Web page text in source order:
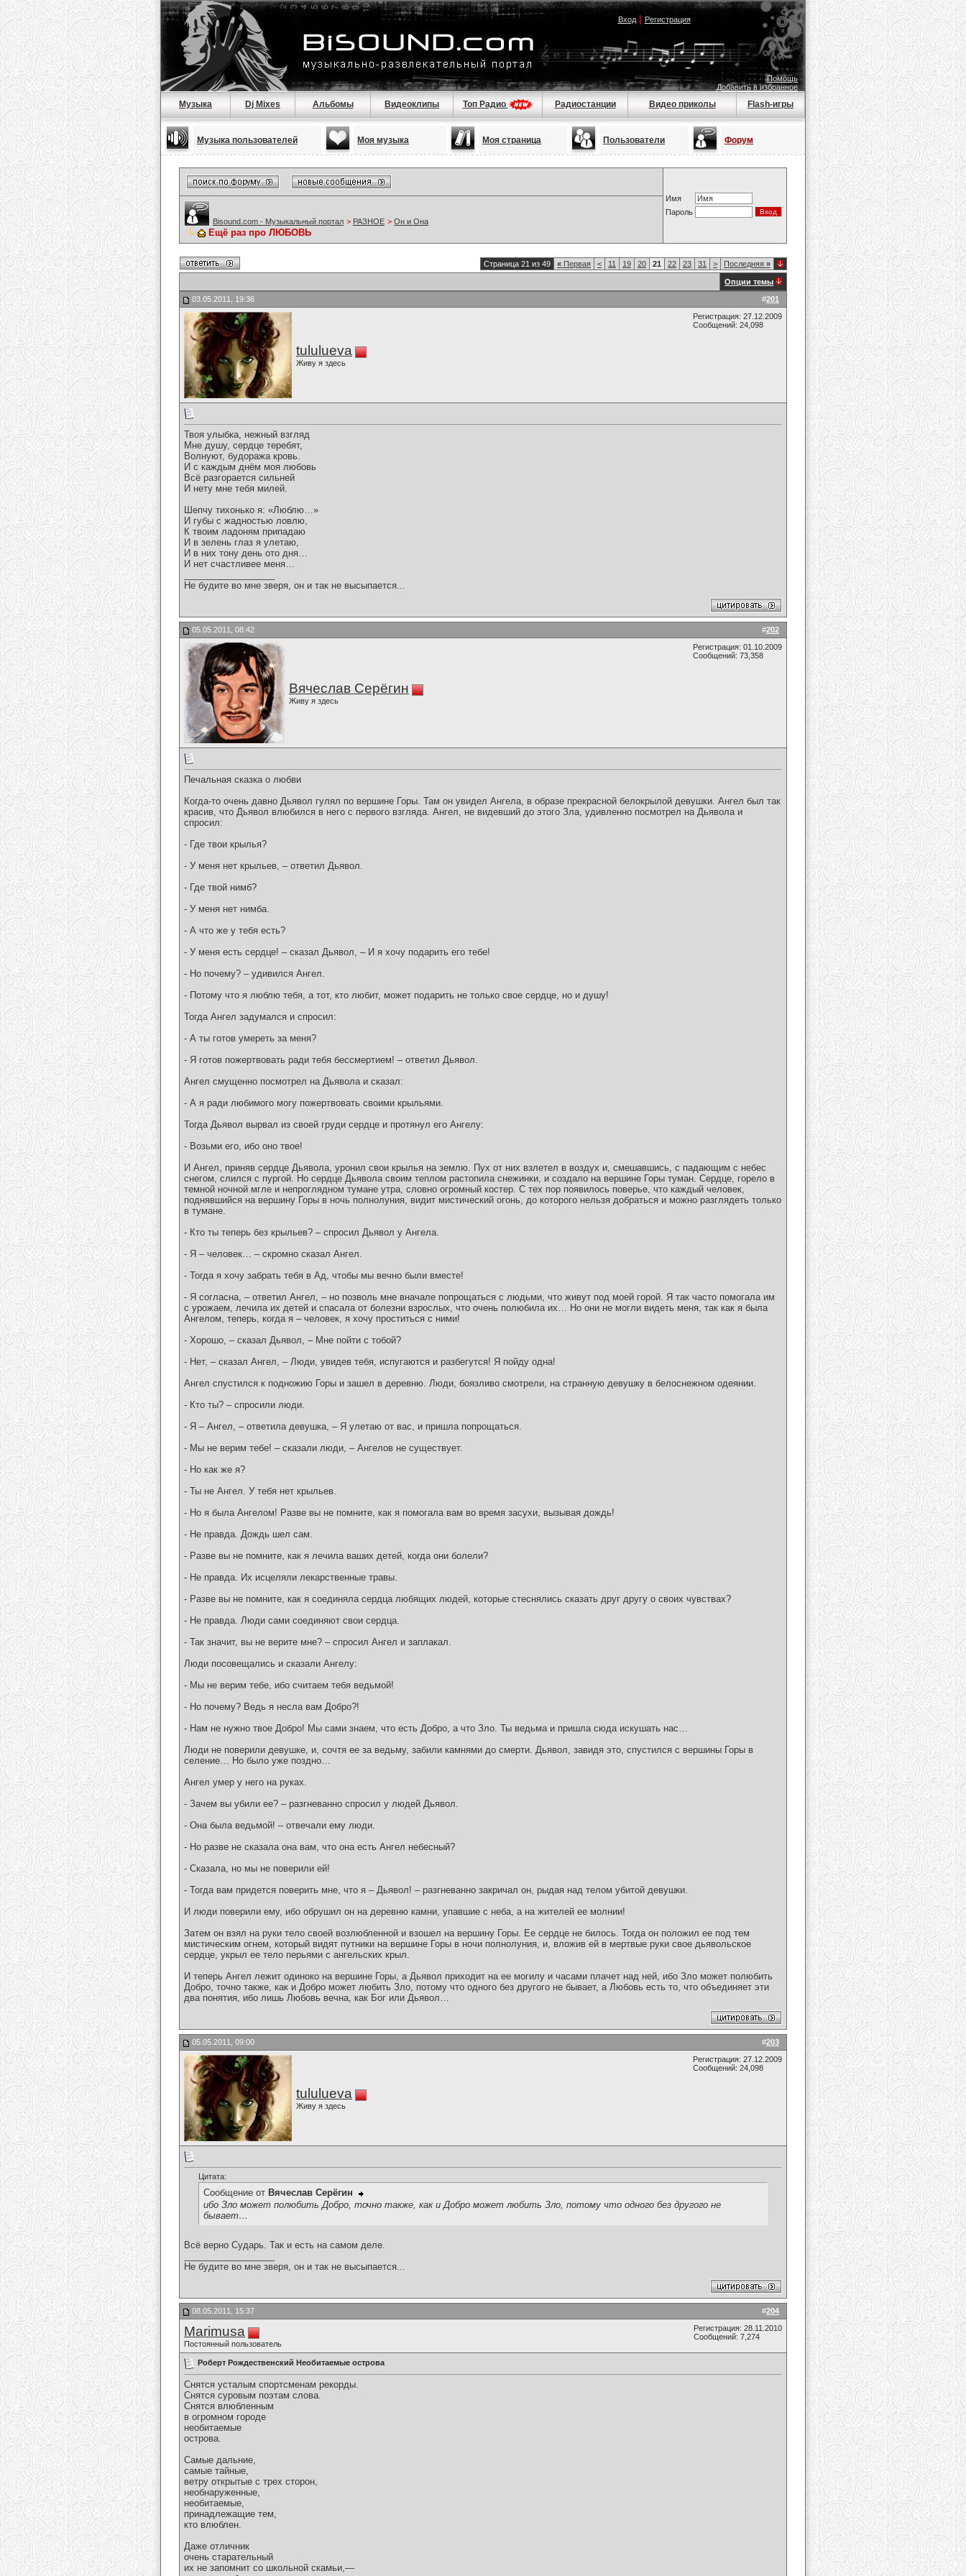
Вход| Регистрация
Помощь
Добавить в избранное
Музыка Dj Mixes Альбомы Видеоклипы Топ Радио Радиостанции Видео приколы Flash-игры
Музыка пользователей Моя музыка Моя страница Пользователи Форум
Имя
Пароль
Bisound.com - Музыкальный портал > РАЗНОЕ > Он и Она
Ещё раз про ЛЮБОВЬ
Страница 21 из 49 « Первая < 11 19 20 21 22 23 31 > Последняя »
Опции темы
#201
03.05.2011, 19:36
tululueva
Живу я здесь
Регистрация: 27.12.2009
Сообщений: 24,098
Твоя улыбка, нежный взгляд
Мне душу, сердце теребят,
Волнуют, будоража кровь.
И с каждым днём моя любовь
Всё разгорается сильней
И нету мне тебя милей.
Шепчу тихонько я: «Люблю…»
И губы с жадностью ловлю,
К твоим ладоням припадаю
И в зелень глаз я улетаю,
И в них тону день ото дня…
И нет счастливее меня…
Не будите во мне зверя, он и так не высыпается...
#202
05.05.2011, 08:42
Вячеслав Серёгин
Живу я здесь
Регистрация: 01.10.2009
Сообщений: 73,358
Печальная сказка о любви
Когда-то очень давно Дьявол гулял по вершине Горы. Там он увидел Ангела, в образе прекрасной белокрылой девушки. Ангел был так
красив, что Дьявол влюбился в него с первого взгляда. Ангел, не видевший до этого Зла, удивленно посмотрел на Дьявола и
спросил:
- Где твои крылья?
- У меня нет крыльев, – ответил Дьявол.
- Где твой нимб?
- У меня нет нимба.
- А что же у тебя есть?
- У меня есть сердце! – сказал Дьявол, – И я хочу подарить его тебе!
- Но почему? – удивился Ангел.
- Потому что я люблю тебя, а тот, кто любит, может подарить не только свое сердце, но и душу!
Тогда Ангел задумался и спросил:
- А ты готов умереть за меня?
- Я готов пожертвовать ради тебя бессмертием! – ответил Дьявол.
Ангел смущенно посмотрел на Дьявола и сказал:
- А я ради любимого могу пожертвовать своими крыльями.
Тогда Дьявол вырвал из своей груди сердце и протянул его Ангелу:
- Возьми его, ибо оно твое!
И Ангел, приняв сердце Дьявола, уронил свои крылья на землю. Пух от них взлетел в воздух и, смешавшись, с падающим с небес
снегом, слился с пургой. Но сердце Дьявола своим теплом растопила снежинки, и создало на вершине Горы туман. Сердце, горело в
темной ночной мгле и непроглядном тумане утра, словно огромный костер. С тех пор появилось поверье, что каждый человек,
поднявшийся на вершину Горы в ночь полнолуния, видит мистический огонь, до которого нельзя добраться и можно разглядеть только
в тумане.
- Кто ты теперь без крыльев? – спросил Дьявол у Ангела.
- Я – человек… – скромно сказал Ангел.
- Тогда я хочу забрать тебя в Ад, чтобы мы вечно были вместе!
- Я согласна, – ответил Ангел, – но позволь мне вначале попрощаться с людьми, что живут под моей горой. Я так часто помогала им
с урожаем, лечила их детей и спасала от болезни взрослых, что очень полюбила их… Но они не могли видеть меня, так как я была
Ангелом, теперь, когда я – человек, я хочу проститься с ними!
- Хорошо, – сказал Дьявол, – Мне пойти с тобой?
- Нет, – сказал Ангел, – Люди, увидев тебя, испугаются и разбегутся! Я пойду одна!
Ангел спустился к подножию Горы и зашел в деревню. Люди, боязливо смотрели, на странную девушку в белоснежном одеянии.
- Кто ты? – спросили люди.
- Я – Ангел, – ответила девушка, – Я улетаю от вас, и пришла попрощаться.
- Мы не верим тебе! – сказали люди, – Ангелов не существует.
- Но как же я?
- Ты не Ангел. У тебя нет крыльев.
- Но я была Ангелом! Разве вы не помните, как я помогала вам во время засухи, вызывая дождь!
- Не правда. Дождь шел сам.
- Разве вы не помните, как я лечила ваших детей, когда они болели?
- Не правда. Их исцеляли лекарственные травы.
- Разве вы не помните, как я соединяла сердца любящих людей, которые стеснялись сказать друг другу о своих чувствах?
- Не правда. Люди сами соединяют свои сердца.
- Так значит, вы не верите мне? – спросил Ангел и заплакал.
Люди посовещались и сказали Ангелу:
- Мы не верим тебе, ибо считаем тебя ведьмой!
- Но почему? Ведь я несла вам Добро?!
- Нам не нужно твое Добро! Мы сами знаем, что есть Добро, а что Зло. Ты ведьма и пришла сюда искушать нас…
Люди не поверили девушке, и, сочтя ее за ведьму, забили камнями до смерти. Дьявол, завидя это, спустился с вершины Горы в
селение… Но было уже поздно…
Ангел умер у него на руках.
- Зачем вы убили ее? – разгневанно спросил у людей Дьявол.
- Она была ведьмой! – отвечали ему люди.
- Но разве не сказала она вам, что она есть Ангел небесный?
- Сказала, но мы не поверили ей!
- Тогда вам придется поверить мне, что я – Дьявол! – разгневанно закричал он, рыдая над телом убитой девушки.
И люди поверили ему, ибо обрушил он на деревню камни, упавшие с неба, а на жителей ее молнии!
Затем он взял на руки тело своей возлюбленной и взошел на вершину Горы. Ее сердце не билось. Тогда он положил ее под тем
мистическим огнем, который видят путники на вершине Горы в ночи полнолуния, и, вложив ей в мертвые руки свое дьявольское
сердце, укрыл ее тело перьями с ангельских крыл.
И теперь Ангел лежит одиноко на вершине Горы, а Дьявол приходит на ее могилу и часами плачет над ней, ибо Зло может полюбить
Добро, точно также, как и Добро может любить Зло, потому что одного без другого не бывает, а Любовь есть то, что объединяет эти
два понятия, ибо лишь Любовь вечна, как Бог или Дьявол…
#203
05.05.2011, 09:00
tululueva
Живу я здесь
Регистрация: 27.12.2009
Сообщений: 24,098
Цитата:
Сообщение от Вячеслав Серёгин
ибо Зло может полюбить Добро, точно также, как и Добро может любить Зло, потому что одного без другого не
бывает…
Всё верно Сударь. Так и есть на самом деле.
Не будите во мне зверя, он и так не высыпается...
#204
08.05.2011, 15:37
Marimusa
Постоянный пользователь
Регистрация: 28.11.2010
Сообщений: 7,274
Роберт Рождественский Необитаемые острова
Снятся усталым спортсменам рекорды.
Снятся суровым поэтам слова.
Снятся влюбленным
в огромном городе
необитаемые
острова.
Самые дальние,
самые тайные,
ветру открытые с трех сторон,
необнаруженные,
необитаемые,
принадлежащие тем,
кто влюблен.
Даже отличник
очень старательный
их не запомнит со школьной скамьи,—